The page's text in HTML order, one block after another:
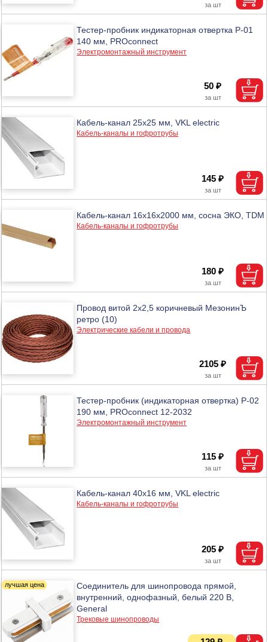
Тестер-пробник индикаторная отвертка P-01
140 мм, PROconnect
Электромонтажный инструмент
50 ₽
Кабель-канал 25х25 мм, VKL electric
Кабель-каналы и гофротрубы
145 ₽
Кабель-канал 16х16х2000 мм, сосна ЭКО, TDM
Кабель-каналы и гофротрубы
180 ₽
Провод витой 2х2,5 коричневый МезонинЪ
ретро (10)
Электрические кабели и провода
2105 ₽
Тестер-пробник (индикаторная отвертка) P-02
190 мм, PROconnect 12-2032
Электромонтажный инструмент
115 ₽
Кабель-канал 40х16 мм, VKL electric
Кабель-каналы и гофротрубы
205 ₽
Соединитель для шинопровода прямой,
внутренний, однофазный, белый 220 В,
General
Трековые шинопроводы